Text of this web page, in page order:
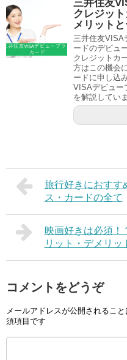
三井住友
クレジッ
メリット
三井住友VISA
ードのデビュ
クレジットカ
方はこの機会
ードに申し込
VISAデビュー
を解説していま
旅行好きにおすす
ス・カードの全て
映画好きは必須！
リット・デメリッ
コメントをどうぞ
メールアドレスが公開されること
須項目です